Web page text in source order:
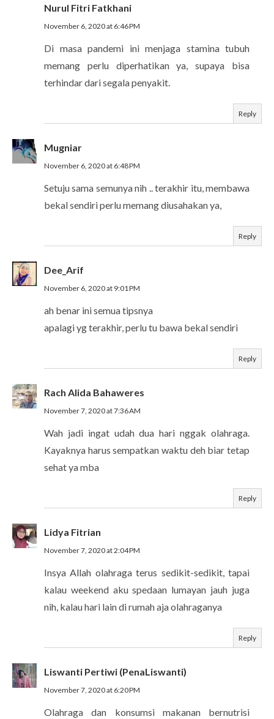
Nurul Fitri Fatkhani
November 6, 2020 at 6:46 PM
Di masa pandemi ini menjaga stamina tubuh
memang perlu diperhatikan ya, supaya bisa
terhindar dari segala penyakit.
Reply
Mugniar
November 6, 2020 at 6:48 PM
Setuju sama semunya nih .. terakhir itu, membawa
bekal sendiri perlu memang diusahakan ya,
Reply
Dee_Arif
November 6, 2020 at 9:01 PM
ah benar ini semua tipsnya
apalagi yg terakhir, perlu tu bawa bekal sendiri
Reply
Rach Alida Bahaweres
November 7, 2020 at 7:36 AM
Wah jadi ingat udah dua hari nggak olahraga.
Kayaknya harus sempatkan waktu deh biar tetap
sehat ya mba
Reply
Lidya Fitrian
November 7, 2020 at 2:04 PM
Insya Allah olahraga terus sedikit-sedikit, tapai
kalau weekend aku spedaan lumayan jauh juga
nih, kalau hari lain di rumah aja olahraganya
Reply
Liswanti Pertiwi (PenaLiswanti)
November 7, 2020 at 6:20 PM
Olahraga dan konsumsi makanan bernutrisi